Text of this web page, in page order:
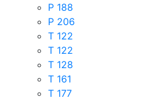
P 188
P 206
T 122
T 122
T 128
T 161
T 177